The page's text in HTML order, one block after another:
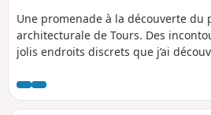
Une promenade à la découverte du
architecturale de Tours. Des
jolis endroits discrets que j’ai